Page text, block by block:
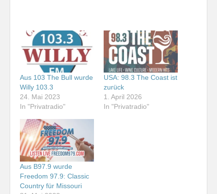
Aus 103 The Bull wurde
Willy 103.3
24. Mai 2023
In "Privatradio"
USA: 98.3 The Coast ist
zurück
1. April 2026
In "Privatradio"
Aus B97.9 wurde
Freedom 97.9: Classic
Country für Missouri